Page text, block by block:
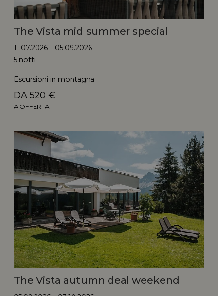
The Vista mid summer special
11.07.2026 – 05.09.2026
5 notti
Escursioni in montagna
DA 520 €
A OFFERTA
The Vista autumn deal weekend